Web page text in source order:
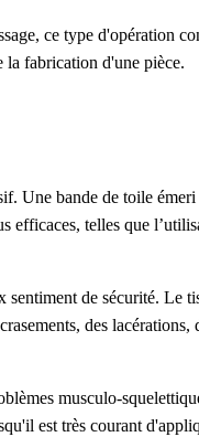
ce type d'opération
la fabrication d'une pièce.
Une bande de toile émeri
efficaces, telles que
de sécurité. Le
des lacérations,
musculo-
est très courant